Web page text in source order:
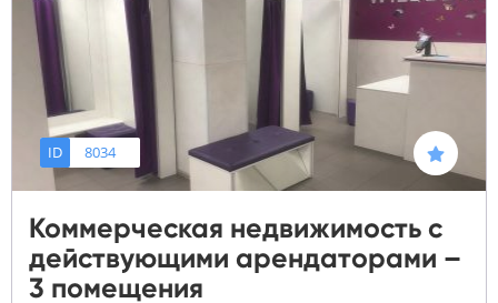
ID 8034
Коммерческая недвижимость с
действующими арендаторами –
3 помещения